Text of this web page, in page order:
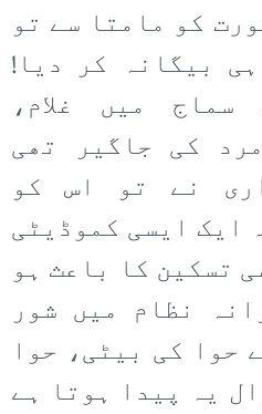
کو مامتا سے تو
بیگانہ کر دیا!
سماج میں غلام،
کی جاگیر تھی
نے تو اس کو
ایک ایسی کموڈیٹی
تسکین کا باعث ہو
نظام میں شور
حوا کی بیٹی، حوا
یہ پیدا ہوتا ہے